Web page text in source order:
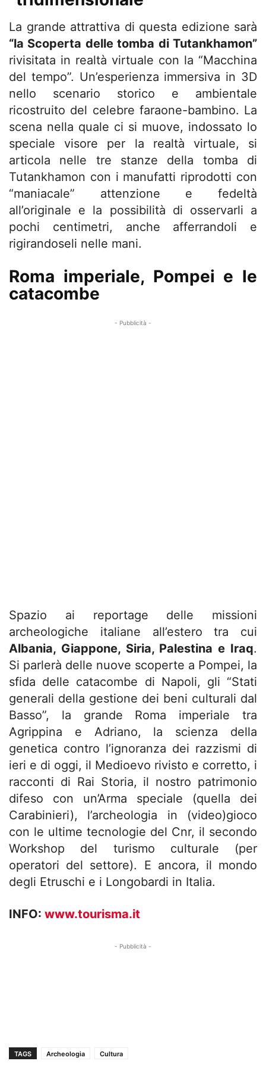
La grande attrattiva di questa edizione sarà
“la Scoperta delle tomba di Tutankhamon”
rivisitata in realtà virtuale con la “Macchina
del tempo”. Un’esperienza immersiva in 3D
nello scenario storico e ambientale
ricostruito del celebre faraone-bambino. La
scena nella quale ci si muove, indossato lo
speciale visore per la realtà virtuale, si
articola nelle tre stanze della tomba di
Tutankhamon con i manufatti riprodotti con
“maniacale” attenzione e fedeltà
all’originale e la possibilità di osservarli a
pochi centimetri, anche afferrandoli e
rigirandoseli nelle mani.
Roma imperiale, Pompei e le
catacombe
- Pubblicità -
Spazio ai reportage delle missioni
archeologiche italiane all’estero tra cui
Albania, Giappone, Siria, Palestina e Iraq.
Si parlerà delle nuove scoperte a Pompei, la
sfida delle catacombe di Napoli, gli “Stati
generali della gestione dei beni culturali dal
Basso”, la grande Roma imperiale tra
Agrippina e Adriano, la scienza della
genetica contro l’ignoranza dei razzismi di
ieri e di oggi, il Medioevo rivisto e corretto, i
racconti di Rai Storia, il nostro patrimonio
difeso con un’Arma speciale (quella dei
Carabinieri), l’archeologia in (video)gioco
con le ultime tecnologie del Cnr, il secondo
Workshop del turismo culturale (per
operatori del settore). E ancora, il mondo
degli Etruschi e i Longobardi in Italia.
INFO: www.tourisma.it
- Pubblicità -
TAGS Archeologia Cultura